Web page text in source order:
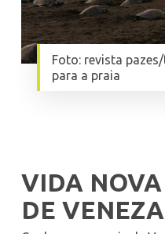
Foto: revista
para a praia
VIDA
DE VENEZA